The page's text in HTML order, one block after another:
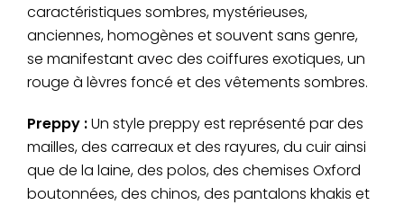
caractéristiques sombres, mystérieuses,
anciennes, homogènes et souvent sans genre,
se manifestant avec des coiffures exotiques, un
rouge à lèvres foncé et des vêtements sombres.
Preppy :Un style preppy est représenté par des
mailles, des carreaux et des rayures, du cuir ainsi
que de la laine, des polos, des chemises Oxford
boutonnées, des chinos, des pantalons khakis et